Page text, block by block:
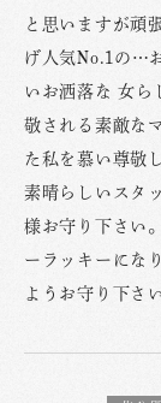
と思いますが頑
げ人気No.1の…
いお洒落な 女ら
敬される素敵な
た私を慕い尊敬
素晴らしいスタ
様お守り下さい
ーラッキーにな
ようお守り下さ